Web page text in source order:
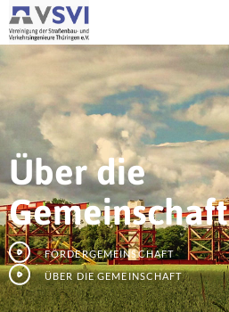
Über die
Gemeinschaft
Fördergemeinschaft
Über die Gemeinschaft